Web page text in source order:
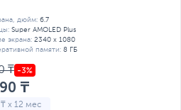
дюйм: 6.7
Super AMOLED Plus
экрана: 2340 x 1080
памяти: 8 ГБ
₸
₸
x 12 мес